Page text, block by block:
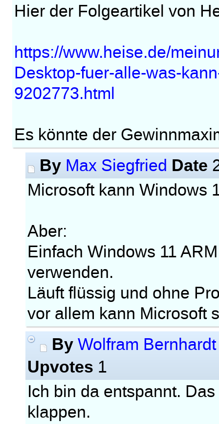
Hier der Folgeartikel von
https://www.heise.de/
Desktop-fuer-alle-was-
9202773.html
Es könnte der
By Max Siegfried Date
Microsoft kann Windows
Aber:
Einfach Windows 11
verwenden.
Läuft flüssig und ohne
vor allem kann Microsoft
By Wolfram Bernhardt
Upvotes 1
Ich bin da entspannt.
klappen.